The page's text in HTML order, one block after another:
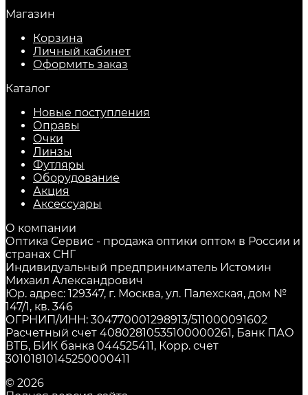
Магазин
Корзина
Личный кабинет
Оформить заказ
Каталог
Новые поступления
Оправы
Очки
Линзы
Футляры
Оборудование
Акция
Аксессуары
О компании
Оптика Сервис - продажа оптики оптом в России и
странах СНГ
Индивидуальный предприниматель Истомин
Михаил Александрович
Юр. адрес: 129347, г. Москва, ул. Палехская, дом №
147/1, кв. 346
ОГРНИП/ИНН: 304770001298913/511000091602
Расчетный счет 40802810535100000261, Банк ПАО
ВТБ, БИК банка 044525411, Корр. счет
30101810145250000411
© 2026